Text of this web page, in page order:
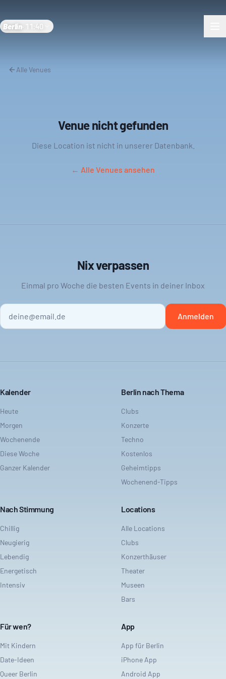
Berlin 11:40
Alle Venues
Venue nicht gefunden
Diese Location ist nicht in unserer Datenbank.
← Alle Venues ansehen
Nix verpassen
Einmal pro Woche die besten Events in deiner Inbox
Anmelden
Kalender
Heute
Morgen
Wochenende
Diese Woche
Ganzer Kalender
Berlin nach Thema
Clubs
Konzerte
Techno
Kostenlos
Geheimtipps
Wochenend-Tipps
Nach Stimmung
Chillig
Neugierig
Lebendig
Energetisch
Intensiv
Locations
Alle Locations
Clubs
Konzerthäuser
Theater
Museen
Bars
Für wen?
Mit Kindern
Date-Ideen
Queer Berlin
App
App für Berlin
iPhone App
Android App